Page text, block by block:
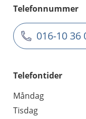
Telefonnummer
016-10 36
Telefontider
Måndag
Tisdag